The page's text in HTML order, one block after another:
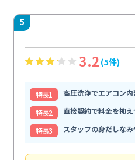
5
3.2 (5件)
特⻑1
高圧洗浄でエアコン
特⻑2
直接契約で料金を抑
特⻑3
スタッフの身だしな